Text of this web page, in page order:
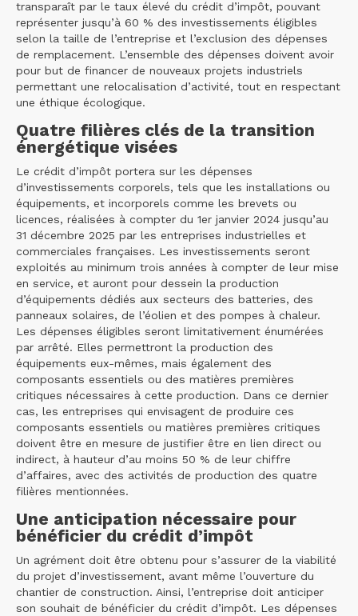
transparaît par le taux élevé du crédit d’impôt, pouvant
représenter jusqu’à 60 % des investissements éligibles
selon la taille de l’entreprise et l’exclusion des dépenses
de remplacement. L’ensemble des dépenses doivent avoir
pour but de financer de nouveaux projets industriels
permettant une relocalisation d’activité, tout en respectant
une éthique écologique.
Quatre filières clés de la transition
énergétique visées
Le crédit d’impôt portera sur les dépenses
d’investissements corporels, tels que les installations ou
équipements, et incorporels comme les brevets ou
licences, réalisées à compter du 1er janvier 2024 jusqu’au
31 décembre 2025 par les entreprises industrielles et
commerciales françaises. Les investissements seront
exploités au minimum trois années à compter de leur mise
en service, et auront pour dessein la production
d’équipements dédiés aux secteurs des batteries, des
panneaux solaires, de l’éolien et des pompes à chaleur.
Les dépenses éligibles seront limitativement énumérées
par arrêté. Elles permettront la production des
équipements eux-mêmes, mais également des
composants essentiels ou des matières premières
critiques nécessaires à cette production. Dans ce dernier
cas, les entreprises qui envisagent de produire ces
composants essentiels ou matières premières critiques
doivent être en mesure de justifier être en lien direct ou
indirect, à hauteur d’au moins 50 % de leur chiffre
d’affaires, avec des activités de production des quatre
filières mentionnées.
Une anticipation nécessaire pour
bénéficier du crédit d’impôt
Un agrément doit être obtenu pour s’assurer de la viabilité
du projet d’investissement, avant même l’ouverture du
chantier de construction. Ainsi, l’entreprise doit anticiper
son souhait de bénéficier du crédit d’impôt. Les dépenses